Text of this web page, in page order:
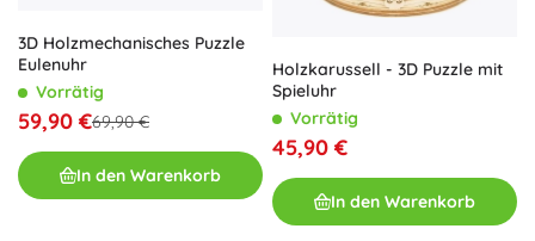
3D Holzmechanisches Puzzle
Eulenuhr
Vorrätig
59,90 €69,90 €
In den Warenkorb
Holzkarussell - 3D Puzzle mit
Spieluhr
Vorrätig
45,90 €
In den Warenkorb